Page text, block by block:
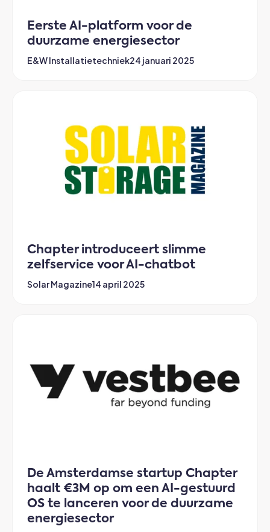
Eerste AI-platform voor de
duurzame energiesector
E&W Installatietechniek24 januari 2025
Chapter introduceert slimme
zelfservice voor AI-chatbot
Solar Magazine14 april 2025
De Amsterdamse startup Chapter
haalt €3M op om een AI-gestuurd
OS te lanceren voor de duurzame
energiesector